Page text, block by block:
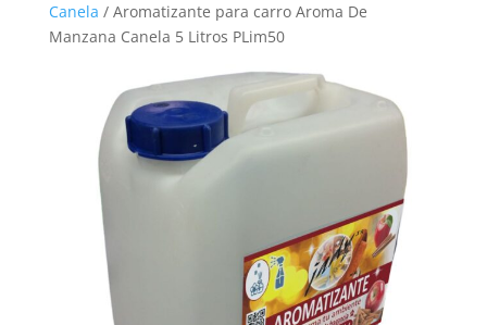
Canela / Aromatizante para carro Aroma De
Manzana Canela 5 Litros PLim50